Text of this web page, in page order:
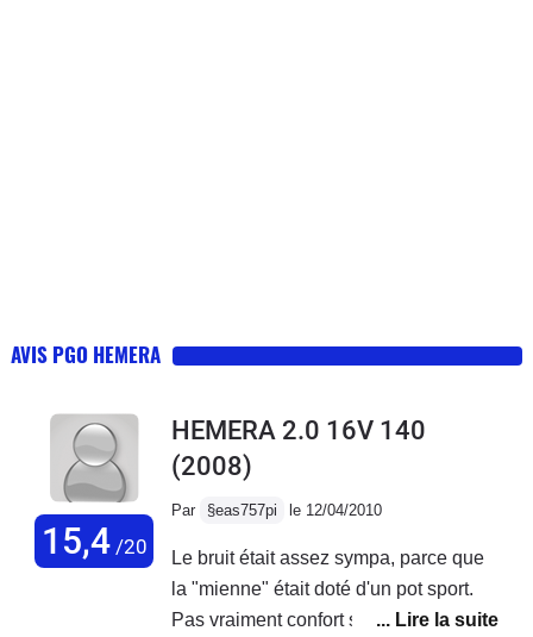
AVIS PGO HEMERA
15,4/20
HEMERA 2.0 16V 140
(2008)
Par §eas757pi le 12/04/2010
Le bruit était assez sympa, parce que
la "mienne" était doté d'un pot sport.
Pas vraiment confort sur les